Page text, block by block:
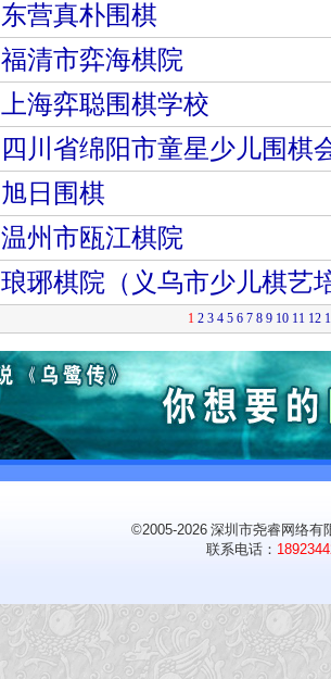
东营真朴围棋
福清市弈海棋院
上海弈聪围棋学校
四川省绵阳市童星少儿围棋
旭日围棋
温州市瓯江棋院
琅琊棋院（义乌市少儿棋艺
1 2 3 4 5 6 7 8 9 10 11 12
©2005-2026 深圳市尧睿网络有
联系电话：